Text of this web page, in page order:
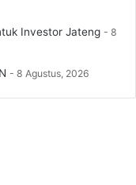
Investor Jateng
8
8 Agustus, 2026